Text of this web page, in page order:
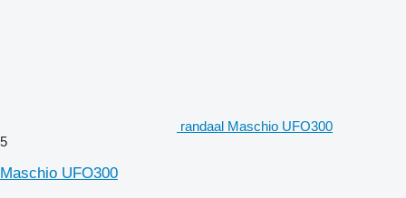
randaal Maschio UFO300
5
Maschio UFO300